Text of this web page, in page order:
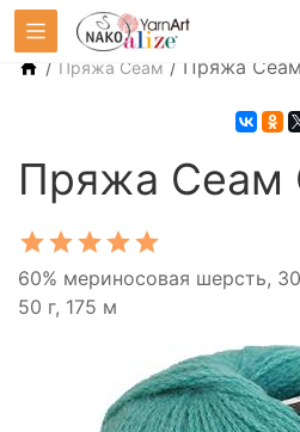
/ Пряжа Сеам / Пряжа
Пряжа Сеам
60% мериносовая шерсть,
50 г, 175 м